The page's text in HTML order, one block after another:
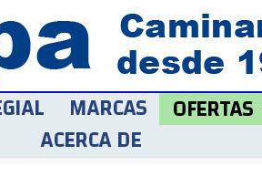
MARCAS OFERTAS
ACERCA DE